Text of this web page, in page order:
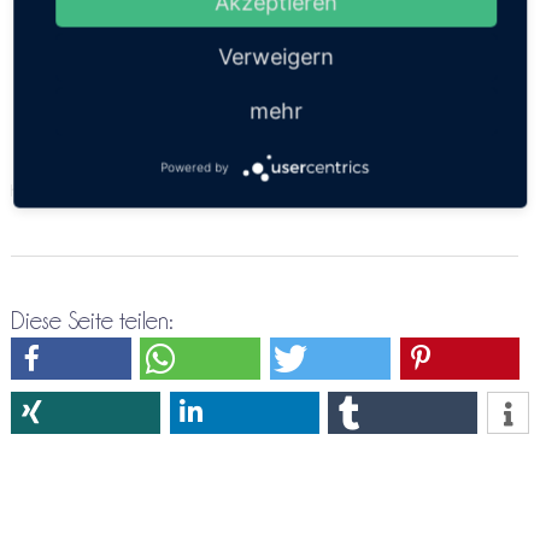
Direktreservierung Chonburi ⇒ Phuket
https://thailandsun.12go.asia/de/travel/Chonburi/Phuket/?z=416557
Diese Seite teilen:
Verweigern
mehr
Powered by